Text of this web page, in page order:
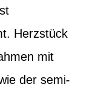
Herzstück
mit
der semi-